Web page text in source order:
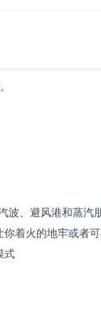
波、避风港和蒸汽
着火的地牢或者
式